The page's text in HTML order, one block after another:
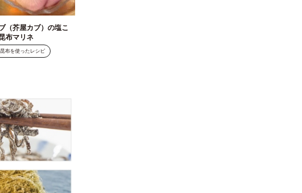
（芥屋カブ）の塩こ
布マリネ
布を使ったレシピ